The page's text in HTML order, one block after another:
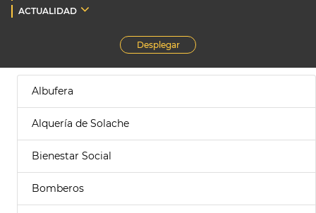
ACTUALIDAD
Desplegar
Albufera
Alquería de Solache
Bienestar Social
Bomberos